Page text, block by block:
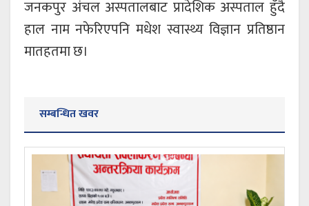
जनकपुर अंचल अस्पतालबाट प्रादेशिक अस्पताल हुँदै
हाल नाम नफेरिएपनि मधेश स्वास्थ्य विज्ञान प्रतिष्ठान
मातहतमा छ।
सम्बन्धित खवर